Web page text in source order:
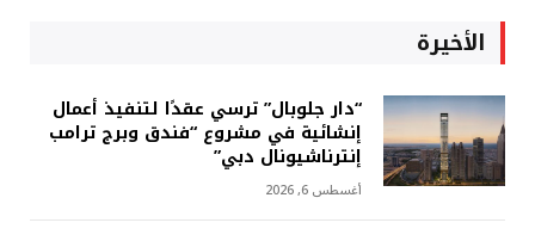
الأخيرة
“دار جلوبال” ترسي عقدًا لتنفيذ أعمال
إنشائية في مشروع “فندق وبرج ترامب
إنترناشيونال دبي”
أغسطس 6, 2026